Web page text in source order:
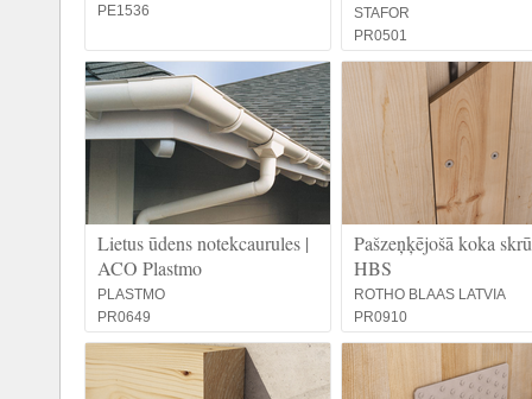
PE1536
STAFOR
PR0501
Lietus ūdens notekcaurules |
ACO Plastmo
PLASTMO
PR0649
Pašzeņķējošā koka
HBS
ROTHO BLAAS LATVIA
PR0910